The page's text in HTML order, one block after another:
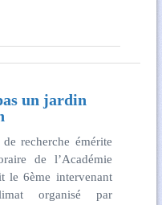
un jardin
recherche émérite
de l’Académie
le 6ème intervenant
organisé par